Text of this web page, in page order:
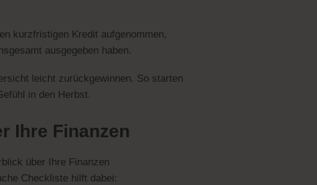
kurzfristigen Kredit aufgenommen,
ausgegeben haben.
leicht zurückgewinnen. So starten
in den Herbst.
Ihre Finanzen
über Ihre Finanzen
Checkliste hilft dabei: